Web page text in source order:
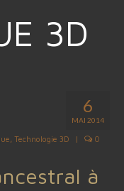
3D
6
MAI 2014
Technologie 3D | 0
à